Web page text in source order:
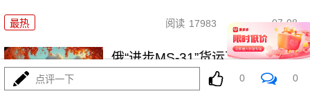
最热 阅读 17983 07-08
俄“进步MS-31”货运飞船与国际空
点评一下 0 0